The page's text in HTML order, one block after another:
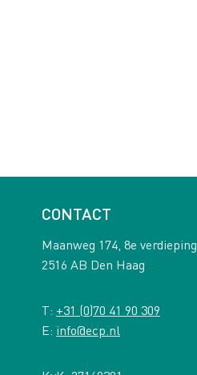
CONTACT
Maanweg 174, 8e verdieping
2516 AB Den Haag
T: +31 (0)70 41 90 309
E: info@ecp.nl